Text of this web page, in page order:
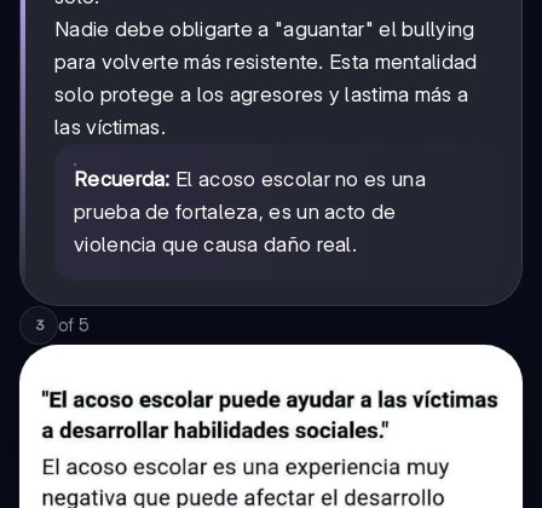
Nadie debe obligarte a "aguantar" el bullying
para volverte más resistente. Esta mentalidad
solo protege a los agresores y lastima más a
las víctimas.
Recuerda: El acoso escolar no es una
prueba de fortaleza, es un acto de
violencia que causa daño real.
3 of 5